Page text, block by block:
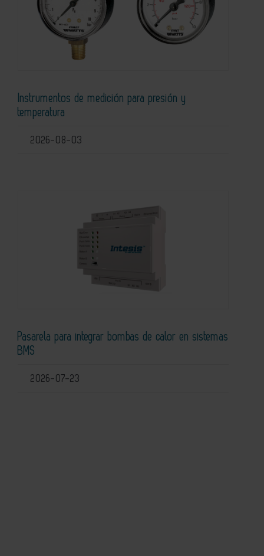
Instrumentos de medición para presión y
temperatura
2026-08-03
Pasarela para integrar bombas de calor en sistemas
BMS
2026-07-23